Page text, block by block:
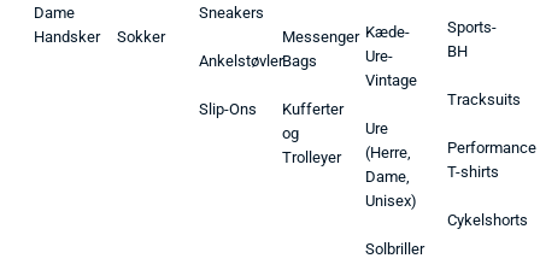
Dame
Handsker
Sokker
Sneakers
Ankelstøvler
Slip-Ons
Messenger
Bags
Kufferter
og
Trolleyer
Kæde-
Ure-
Vintage
Ure
(Herre,
Dame,
Unisex)
Solbriller
Sports-
BH
Tracksuits
Performance
T-shirts
Cykelshorts